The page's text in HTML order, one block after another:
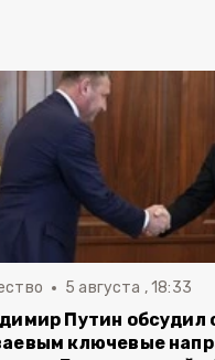
5 августа , 18:33
Путин обсудил
ключевые